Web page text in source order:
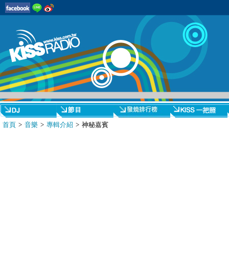
首頁 > 音樂 > 專輯介紹 > 神秘嘉賓